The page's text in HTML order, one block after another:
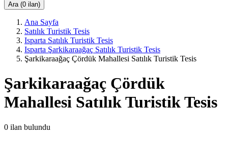
Ara (0 ilan)
Ana Sayfa
Satılık Turistik Tesis
Isparta Satılık Turistik Tesis
Isparta Şarkikaraağaç Satılık Turistik Tesis
Şarkikaraağaç Çördük Mahallesi Satılık Turistik Tesis
Şarkikaraağaç Çördük
Mahallesi Satılık Turistik Tesis
0 ilan bulundu